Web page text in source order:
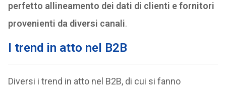
perfetto allineamento dei dati di clienti e fornitori
provenienti da diversi canali.
I trend in atto nel B2B
Diversi i trend in atto nel B2B, di cui si fanno